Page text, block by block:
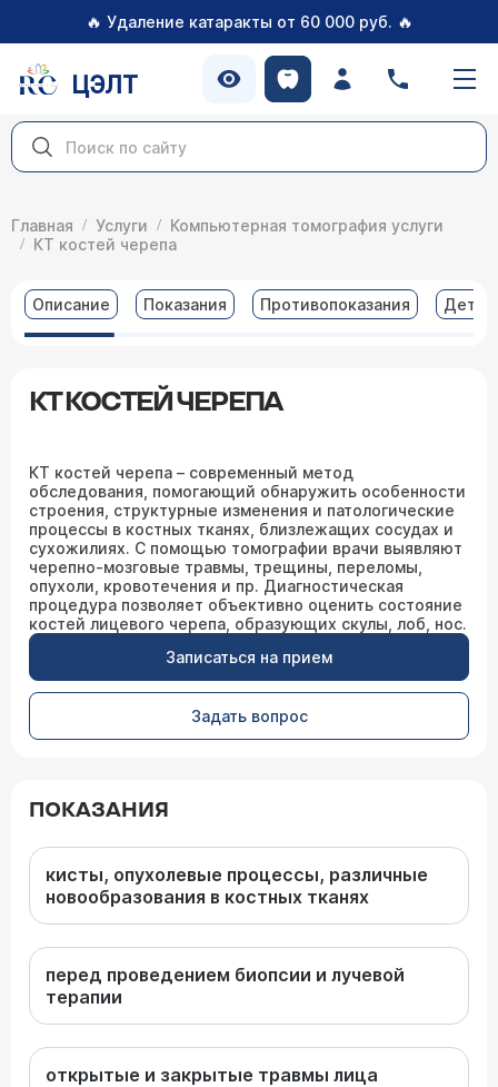
🔥 Удаление катаракты от 60 000 руб. 🔥
ЦЭЛТ
Главная Услуги
Компьютерная томография услуги
КТ костей черепа
Описание Показания Противопоказания
КТ КОСТЕЙ ЧЕРЕПА
КТ костей черепа – современный метод
обследования, помогающий обнаружить особенности
строения, структурные изменения и патологические
процессы в костных тканях, близлежащих сосудах и
сухожилиях. С помощью томографии врачи выявляют
черепно-мозговые травмы, трещины, переломы,
опухоли, кровотечения и пр. Диагностическая
процедура позволяет объективно оценить состояние
костей лицевого черепа, образующих скулы, лоб, нос.
Записаться на прием
Задать вопрос
ПОКАЗАНИЯ
кисты, опухолевые процессы, различные
новообразования в костных тканях
перед проведением биопсии и лучевой
терапии
открытые и закрытые травмы лица